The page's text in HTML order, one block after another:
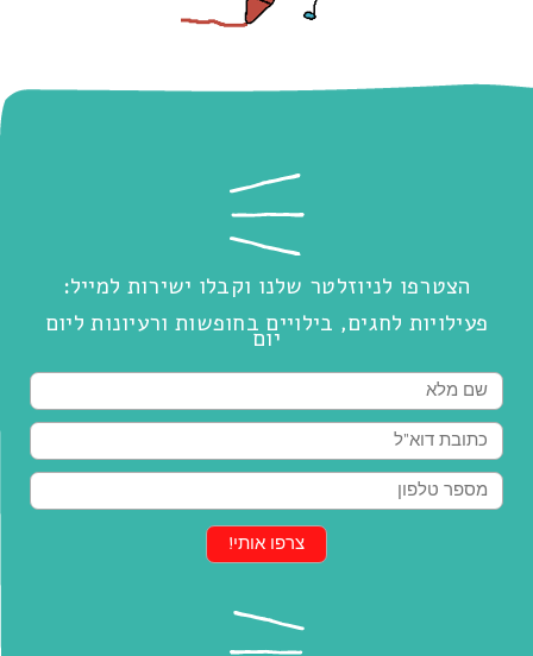
הצטרפו לניוזלטר שלנו וקבלו ישירות למייל:
פעילויות לחגים, בילויים בחופשות ורעיונות ליום
יום
שם
מייל
טלפון
צרפו אותי!